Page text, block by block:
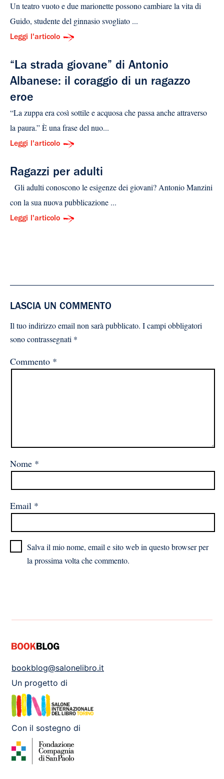
Un teatro vuoto e due marionette possono cambiare la vita di
Guido, studente del ginnasio svogliato ...
Leggi l'articolo
“La strada giovane” di Antonio
Albanese: il coraggio di un ragazzo
eroe
“La zuppa era così sottile e acquosa che passa anche attraverso
la paura.” È una frase del nuo...
Leggi l'articolo
Ragazzi per adulti
Gli adulti conoscono le esigenze dei giovani? Antonio Manzini
con la sua nuova pubblicazione ...
Leggi l'articolo
LASCIA UN COMMENTO
Il tuo indirizzo email non sarà pubblicato. I campi obbligatori
sono contrassegnati *
Commento *
Nome *
Email *
Salva il mio nome, email e sito web in questo browser per
la prossima volta che commento.
bookblog@salonelibro.it
Un progetto di
Con il sostegno di